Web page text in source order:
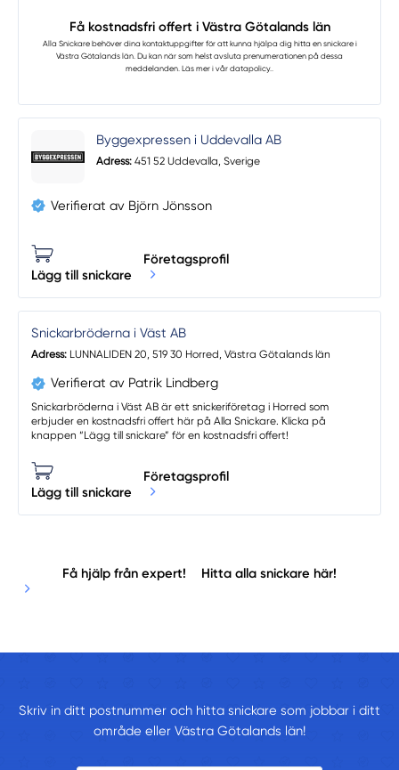
Få kostnadsfri offert i Västra Götalands län
Alla Snickarebehöver dina kontaktuppgifter för att kunna hjälpa dig hitta en snickare i
Västra Götalands län. Du kan när som helst avsluta prenumerationen på dessa
meddelanden. Läs mer i vår datapolicy.
Byggexpressen i Uddevalla AB
Adress: 451 52 Uddevalla, Sverige
Verifierat av Björn Jönsson
Lägg till snickare
Företagsprofil
Snickarbröderna i Väst AB
Adress:LUNNALIDEN 20, 519 30 Horred, Västra Götalands län
Verifierat av Patrik Lindberg
Snickarbröderna i Väst AB är ett snickeriföretag i Horred som
erbjuder en kostnadsfri offert här på Alla Snickare. Klicka på
knappen “Lägg till snickare” för en kostnadsfri offert!
Lägg till snickare
Företagsprofil
Få hjälp från expert! Hitta alla snickare här!
Skriv in ditt postnummer och hitta snickare som jobbar i ditt
område eller Västra Götalands län!